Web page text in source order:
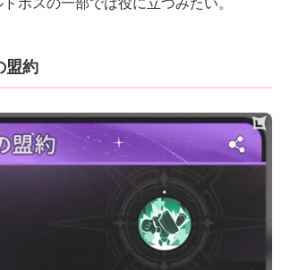
ボスの一部では役に立つみたい。
盟約